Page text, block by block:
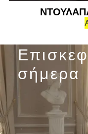
σήμερα